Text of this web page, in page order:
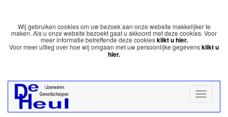
Wij gebruiken cookies om uw bezoek aan onze website makkelijker te
maken. Als u onze website bezoekt gaat u akkoord met deze cookies. Voor
meer informatie betreffende deze cookiesklikt u hier.
Voor meer uitleg over hoe wij omgaan met uw persoonlijke gegevensklikt u
hier.